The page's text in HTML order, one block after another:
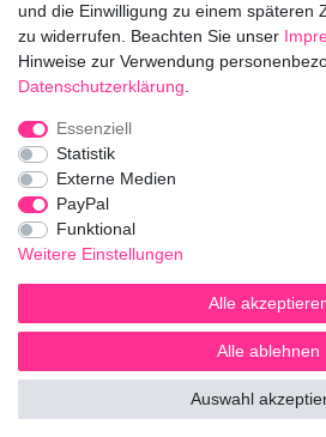
Impressum
Widerrufs­recht
und die Einwilligung zu einem späteren
zu widerrufen. Beachten Sie unser
Hinweise zur Verwendung
Daten­schutz­erklärung
Essenziell
Statistik
Externe Medien
PayPal
Funktional
Weitere Einstellungen
Alle
Alle ablehnen
Auswahl
Folge uns!